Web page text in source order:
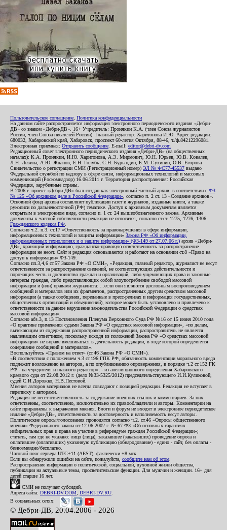
Пользовательское соглашение Политика конфиденциальности
На данном сайте распространяется информация электронного периодического издания «Дебри-
ДВ» со знаком «Дебри-ДВ». 16+ Учредитель: Пронякин К.А. (член Союза журналистов
России, член Союза писателей России). Главный редактор: Харитонова И.Ю. Адрес редакции:
680032, Хабаровский край, Хабаровск, проспект 60-летия Октября, 88-46, т./ф.84212296081.
Электронная приемная: Отправить сообщение . E-mail: editor@debri-dv.com
Редакционный совет электронного периодического издания «Дебри-ДВ» (на общественных
началах): К.А. Пронякин, И.Ю. Харитонова, А.Э. Мирмович, Ю.Н. Юрьев, Ю.В. Ковалев,
Л.Н. Левина, А.Ю. Жданов, Е.Н. Голубь, С.Н. Бурындин, Б.М. Сухинин, О.В. Егорова
Свидетельство о регистрации СМИ (Регистрационный номер) ЭЛ № ФС77-45537 выдано
Федеральной службой по надзору в сфере связи, информационных технологий и массовых
коммуникаций (Роскомнадзор) 16.06.2011 г. Территория распространения: Российская
Федерация, зарубежные страны.
В 2006 г. проект «Дебри-ДВ» был создан как электронный частный архив, в соответствии с ФЗ
№ 125 «Об архивном деле в Российской Федерации» , согласно п. 2 ст. 13 «Создание архивов».
Основной фонд архива составляют публикации газет и журналов, изданные книги, а также
рукописи по дальневосточной (РФ) тематике. Доступ к архивным документам является
открытым в электронном виде, согласно п. 1 ст. 24 вышеобозначенного закона. Архивные
документы к частной собственности редакции не относятся, согласно ст.ст. 1275, 1276, 1306
Гражданского кодекса РФ
Согласно ч.2. п.3. ст.17 «Ответственность за правонарушения в сфере информации,
информационных технологий и защиты информации» Закона РФ «Об информации,
информационных технологиях и о защите информации» (ФЗ-149 от 27.07.06 г.) архив «Дебри-
ДВ», хранящий информацию, гражданско-правовую ответственность за распространение
информации не несет. Сайт и редакция основываются и работают на основании ст.8 «Право на
доступ к информации» ФЗ-149.
Согласно пп.3,4,6 ст.57 Закона РФ «О СМИ», «Редакция, главный редактор, журналист не несут
ответственности за распространение сведений, не соответствующих действительности и
порочащих честь и достоинство граждан и организаций, либо ущемляющих права и законные
интересы граждан, либо представляющих собой злоупотребление свободой массовой
информации и (или) правами журналиста: ...если они являются дословным воспроизведением
сообщений и материалов или их фрагментов, распространенных другим средством массовой
информации (а также сообщения, переданные в пресс-релизах и информация государственных,
общественных организаций и объединений), которое может быть установлено и привлечено к
ответственности за данное нарушение законодательства Российской Федерации о средствах
массовой информации».
Согласно абз.3, п.13 Постановления Пленума Верховного Суда РФ №16 от 15 июня 2010 года
«О практике применения судами Закона РФ «О средствах массовой информации», «по делам,
вытекающим из содержания распространенной информации, распространитель не является
надлежащим ответчиком, поскольку исходя из положений Закона РФ «О средствах массовой
информации» не вправе вмешиваться в деятельность редакции, в ходе которой определяется
содержание сообщений и материалов».
Воспользуйтесь «Правом на ответ» (ст.46 Закона РФ «О СМИ»).
«В соответствии с положением ч.3 ст.196 ГПК РФ, обязанность компенсации морального вреда
подлежит возложению на авторов, а по опубликованию опровержения, в порядке ч.2 ст.152 ГК
РФ - на учредителя и главного редактор», - из апелляционного определения Хабаровского
краевого суда от 22.08.2012 г. (дело №33-5325/2012) председательствующего И.И.Куликовой,
судей С.И.Дорожко, Н.В.Пестовой.
Мнения авторов материалов не всегда совпадают с позицией редакции. Редакция не вступает в
переписку с авторами.
Редакция не несет ответственность за содержание внешних ссылок и комментариев. За них
ответственны, соответственно, исключительно их правообладатели и авторы. Комментарии на
сайте приравнены к выражению мнения. Блоги и форум не входят в электронное периодическое
издание «Дебри-ДВ», ответственность за достоверность и наполняемость несут авторы.
Политические опросы/голосования проводятся согласно ч.2. ст.46 «Опросы общественного
мнения» Федерального закона от 12.06.2002 г. № 67-ФЗ «Об основных гарантиях
избирательных прав и права на участие в референдуме граждан Российской Федерации»;
считать, там где не указано: лицо (лица), заказавшее (заказавших) проведение опроса и
оплатившее (оплативших) указанную публикацию (обнародование) - едино - сайт, без оплаты -
безвозмездно/бесплатно.
Часовой пояс сервера UTC+11 (AEST), фактически +8 мск.
Если вы обнаружили ошибки на сайте, пожалуйста, сообщите нам об этом
Распространение информации о политической, социальной, духовной жизни общества,
публикации на актуальные темы, просветительские функции. Для мужчин и женщин. 16+ для
детей старше 16 лет.
СМИ не получает субсидий.
Адреса сайта: DEBRI-DV.COM DEBRI-DV.RU
В социальных сетях:
© Дебри-ДВ, 20.04.2006 - 2026